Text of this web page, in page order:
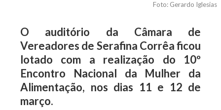
Foto: Gerardo Iglesias
O auditório da Câmara de
Vereadores de Serafina Corrêa ficou
lotado com a realização do 10º
Encontro Nacional da Mulher da
Alimentação, nos dias 11 e 12 de
março.